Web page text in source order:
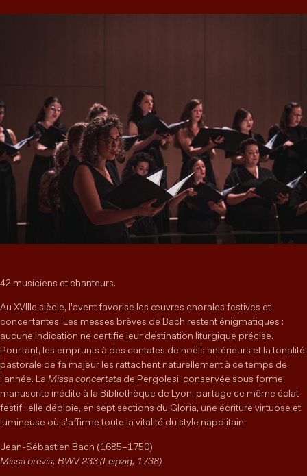
42 musiciens et chanteurs.
Au XVIIIe siècle, l'avent favorise les œuvres chorales festives et
concertantes. Les messes brèves de Bach restent énigmatiques :
aucune indication ne certifie leur destination liturgique précise.
Pourtant, les emprunts à des cantates de noëls antérieurs et la tonalité
pastorale de fa majeur les rattachent naturellement à ce temps de
l'année. La Missa concertata de Pergolesi, conservée sous forme
manuscrite inédite à la Bibliothèque de Lyon, partage ce même éclat
festif : elle déploie, en sept sections du Gloria, une écriture virtuose et
lumineuse où s'affirme toute la vitalité du style napolitain.
Jean-Sébastien Bach (1685–1750)
Missa brevis, BWV 233 (Leipzig, 1738)